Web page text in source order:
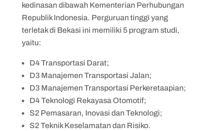
kedinasan dibawah Kementerian Perhubungan
Republik Indonesia. Perguruan tinggi yang
terletak di Bekasi ini memiliki 5 program studi,
yaitu:
D4 Transportasi Darat;
D3 Manajemen Transportasi Jalan;
D3 Manajemen Transportasi Perkeretaapian;
D4 Teknologi Rekayasa Otomotif;
S2 Pemasaran, Inovasi dan Teknologi;
S2 Teknik Keselamatan dan Risiko.